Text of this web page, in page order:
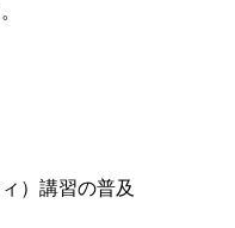
）講習の普及